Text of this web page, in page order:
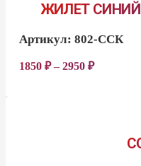
ЖИЛЕТ СИНИЙ
Артикул:802-ССК
1850₽–2950₽